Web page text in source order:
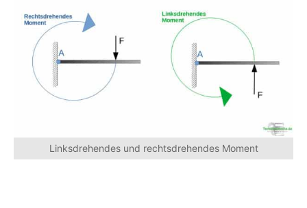
Linksdrehendes und rechtsdrehendes Moment